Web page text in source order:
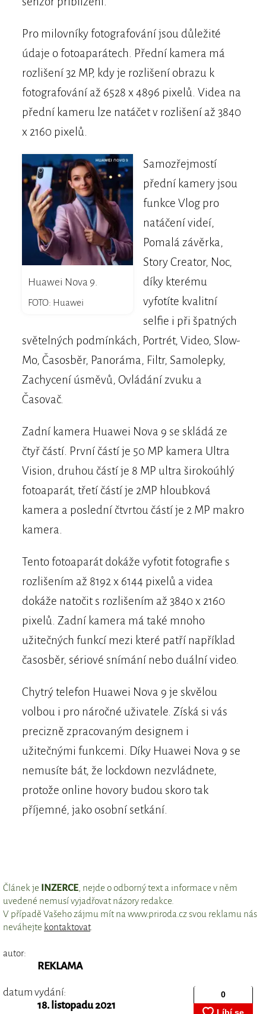
Pro milovníky fotografování jsou důležité
údaje o fotoaparátech. Přední kamera má
rozlišení 32 MP, kdy je rozlišení obrazu k
fotografování až 6528 x 4896 pixelů. Videa na
přední kameru lze natáčet v rozlišení až 3840
x 2160 pixelů.
Huawei Nova 9.
FOTO: Huawei
Samozřejmostí
přední kamery jsou
funkce Vlog pro
natáčení videí,
Pomalá závěrka,
Story Creator, Noc,
díky kterému
vyfotíte kvalitní
selfie i při špatných
světelných podmínkách, Portrét, Video, Slow-
Mo, Časosběr, Panoráma, Filtr, Samolepky,
Zachycení úsměvů, Ovládání zvuku a
Časovač.
Zadní kamera Huawei Nova 9 se skládá ze
čtyř částí. První částí je 50 MP kamera Ultra
Vision, druhou částí je 8 MP ultra širokoúhlý
fotoaparát, třetí částí je 2MP hloubková
kamera a poslední čtvrtou částí je 2 MP makro
kamera.
Tento fotoaparát dokáže vyfotit fotografie s
rozlišením až 8192 x 6144 pixelů a videa
dokáže natočit s rozlišením až 3840 x 2160
pixelů. Zadní kamera má také mnoho
užitečných funkcí mezi které patří například
časosběr, sériové snímání nebo duální video.
Chytrý telefon Huawei Nova 9 je skvělou
volbou i pro náročné uživatele. Získá si vás
precizně zpracovaným designem i
užitečnými funkcemi. Díky Huawei Nova 9 se
nemusíte bát, že lockdown nezvládnete,
protože online hovory budou skoro tak
příjemné, jako osobní setkání.
Článek je INZERCE , nejde o odborný text a informace v něm
uvedené nemusí vyjadřovat názory redakce.
V případě Vašeho zájmu mít na www.priroda.cz svou reklamu nás
neváhejte kontaktovat.
autor:
REKLAMA
datum vydání:
18. listopadu 2021